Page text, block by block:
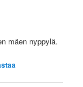
mäen nyppylä.